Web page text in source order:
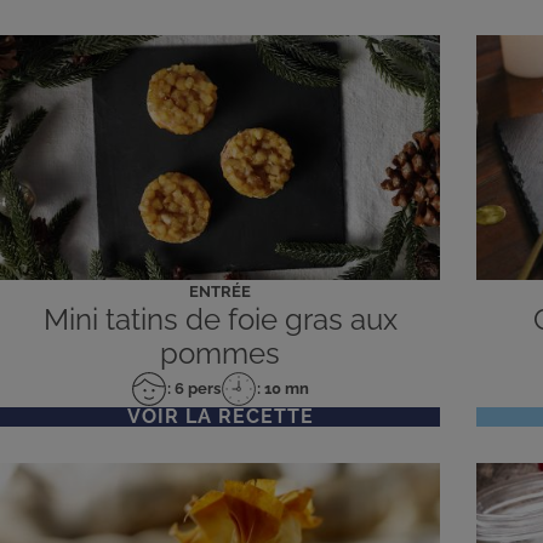
ENTRÉE
Mini tatins de foie gras aux
pommes
Nombre
de
: 6 pers
Temps
de
: 10 mn
VOIR LA RECETTE